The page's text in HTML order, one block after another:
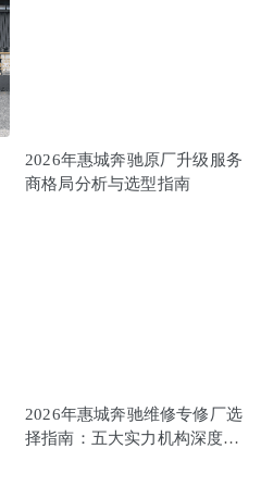
2026年惠城奔驰原厂升级服务
商格局分析与选型指南
2026年惠城奔驰维修专修厂选
择指南：五大实力机构深度解